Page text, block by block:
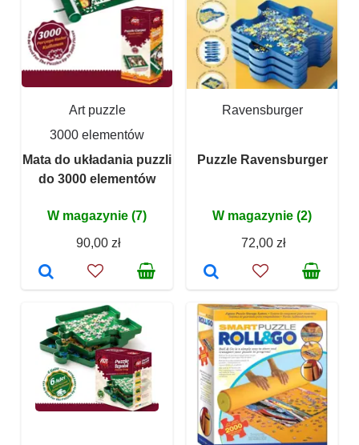
Art puzzle
3000 elementów
Mata do układania puzzli
do 3000 elementów
W magazynie (7)
90,00 zł
Ravensburger
Puzzle Ravensburger
W magazynie (2)
72,00 zł